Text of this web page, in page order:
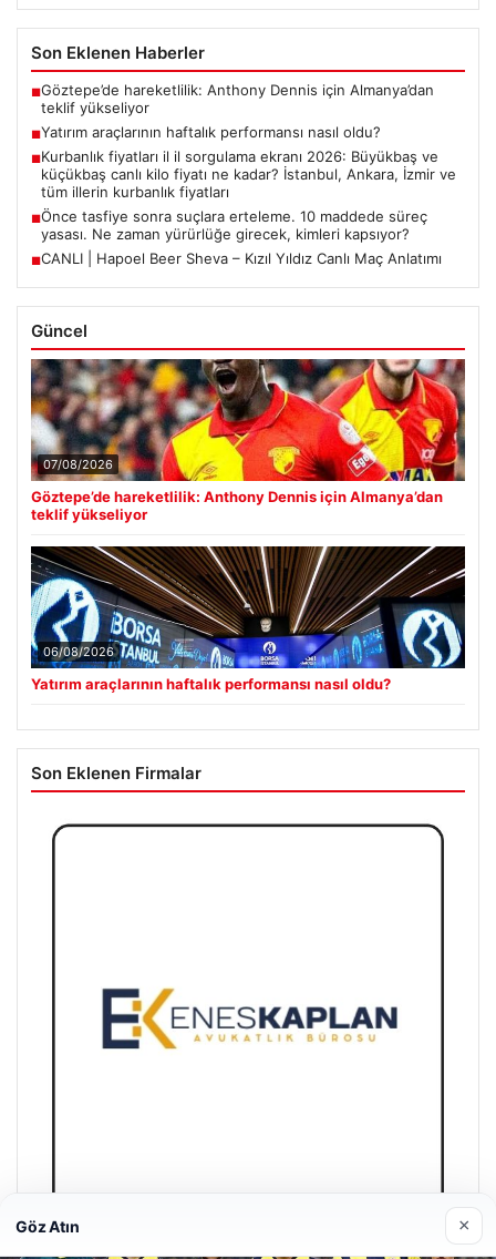
Son Eklenen Haberler
■Göztepe’de hareketlilik: Anthony Dennis için Almanya’dan
teklif yükseliyor
■Yatırım araçlarının haftalık performansı nasıl oldu?
■Kurbanlık fiyatları il il sorgulama ekranı 2026: Büyükbaş ve
küçükbaş canlı kilo fiyatı ne kadar? İstanbul, Ankara, İzmir ve
tüm illerin kurbanlık fiyatları
■Önce tasfiye sonra suçlara erteleme. 10 maddede süreç
yasası. Ne zaman yürürlüğe girecek, kimleri kapsıyor?
■CANLI | Hapoel Beer Sheva – Kızıl Yıldız Canlı Maç Anlatımı
Güncel
07/08/2026
Göztepe’de hareketlilik: Anthony Dennis için Almanya’dan
teklif yükseliyor
06/08/2026
Yatırım araçlarının haftalık performansı nasıl oldu?
Son Eklenen Firmalar
Göz Atın ×